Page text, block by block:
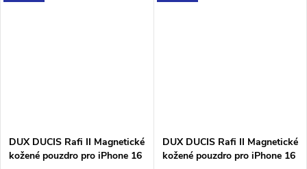
DUX DUCIS Rafi II Magnetické
kožené pouzdro pro iPhone 16
DUX DUCIS Rafi II Magnetické
kožené pouzdro pro iPhone 16